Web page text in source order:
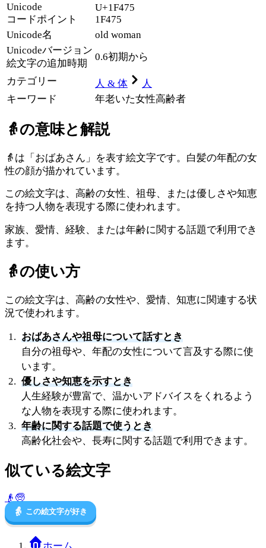
Unicode
コードポイント
U+1F475
1F475
Unicode名
old woman
Unicodeバージョン
絵文字の追加時期
0.6初期から
カテゴリー 人 & 体
人
キーワード
年老いた女性高齢者
👵の意味と解説
👵は「おばあさん」を表す絵文字です。白髪の年配の女
性の顔が描かれています。
この絵文字は、高齢の女性、祖母、または優しさや知恵
を持つ人物を表現する際に使われます。
家族、愛情、経験、または年齢に関する話題で利用でき
ます。
👵の使い方
この絵文字は、高齢の女性や、愛情、知恵に関連する状
況で使われます。
おばあさんや祖母について話すとき
自分の祖母や、年配の女性について言及する際に使
います。
優しさや知恵を示すとき
人生経験が豊富で、温かいアドバイスをくれるよう
な人物を表現する際に使われます。
年齢に関する話題で使うとき
高齢化社会や、長寿に関する話題で利用できます。
似ている絵文字
👴 🧓
👵 この絵文字が好き
ホーム